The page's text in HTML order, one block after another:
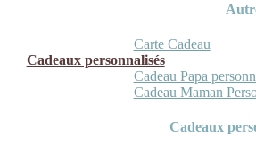
Carte Cadeau
Cadeaux personnalisés
Cadeau Papa
Cadeau Maman
Cadeaux